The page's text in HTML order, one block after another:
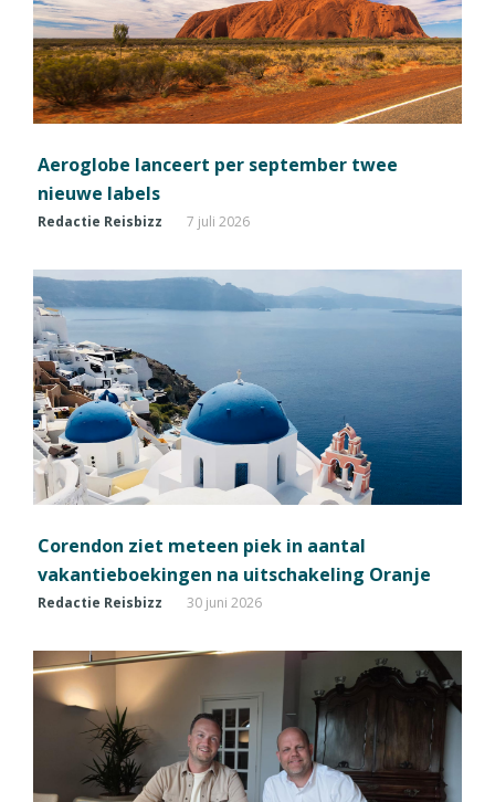
Aeroglobe lanceert per september twee
nieuwe labels
Redactie Reisbizz 7 juli 2026
Corendon ziet meteen piek in aantal
vakantieboekingen na uitschakeling Oranje
Redactie Reisbizz 30 juni 2026